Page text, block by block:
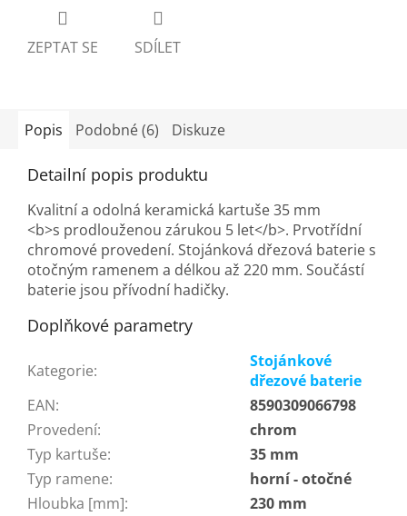
ZEPTAT SE SDÍLET
Popis Podobné (6) Diskuze
Detailní popis produktu
Kvalitní a odolná keramická kartuše 35 mm
<b>s prodlouženou zárukou 5 let</b>. Prvotřídní
chromové provedení. Stojánková dřezová baterie s
otočným ramenem a délkou až 220 mm. Součástí
baterie jsou přívodní hadičky.
Doplňkové parametry
Kategorie:
Stojánkové
dřezové baterie
EAN:
8590309066798
Provedení:
chrom
Typ kartuše:
35 mm
Typ ramene:
horní - otočné
Hloubka [mm]:
230 mm